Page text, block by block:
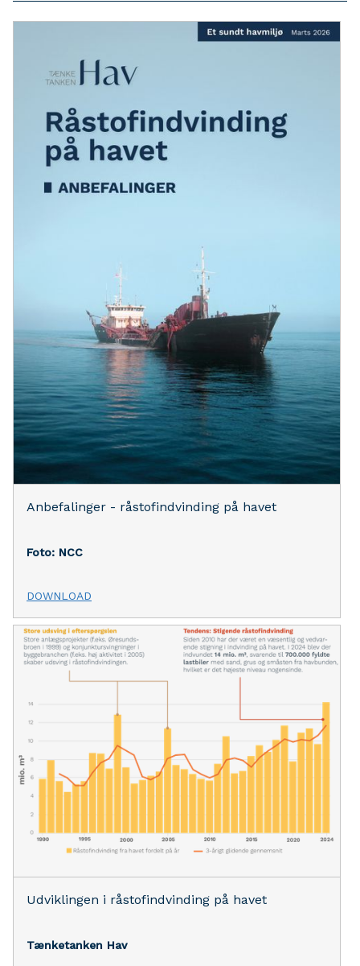
Anbefalinger - råstofindvinding på havet
Foto: NCC
DOWNLOAD
Udviklingen i råstofindvinding på havet
Tænketanken Hav